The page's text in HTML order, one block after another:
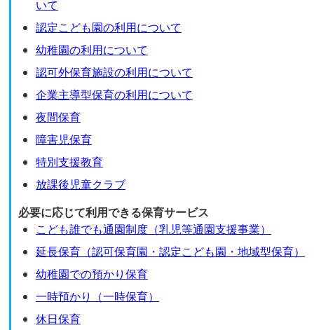
いて
認定こども園の利用について
幼稚園の利用について
認可外保育施設の利用について
企業主導型保育の利用について
夜間保育
障害児保育
特別支援教育
放課後児童クラブ
必要に応じて利用できる保育サービス
こども誰でも通園制度（乳児等通園支援事業）
延長保育（認可保育園・認定こども園・地域型保育）
幼稚園での預かり保育
一時預かり（一時保育）
休日保育